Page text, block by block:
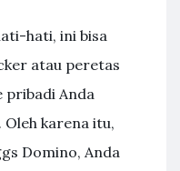
hati, ini bisa
atau peretas
pribadi Anda
Oleh karena itu,
Domino, Anda